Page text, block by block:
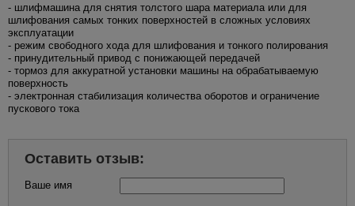
- шлифмашина для снятия толстого шара материала или для
шлифования самых тонких поверхностей в сложных условиях
эксплуатации
- режим свободного хода для шлифования и тонкого полирования
- принудительный привод с понижающей передачей
- тормоз для аккуратной установки машины на обрабатываемую
поверхность
- электронная стабилизация количества оборотов и ограничение
пускового тока
Оставить отзыв:
Ваше имя